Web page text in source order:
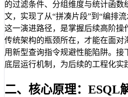
的过滤条件、分组维度与统计函数
文，实现了从“拼凑片段”到“编排
这一演进路径，是掌握后续高阶操
传统架构的瓶颈所在，才能在面对
用新型查询指令规避性能陷阱。接
底层运行机制，为后续的工程化实
二、核心原理：ESQL